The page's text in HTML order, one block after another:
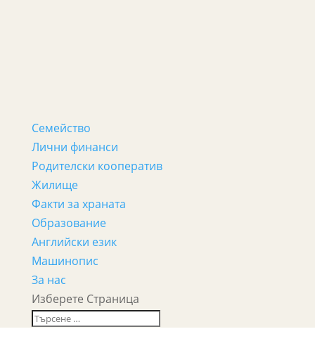
Семейство
Лични финанси
Родителски кооператив
Жилище
Факти за храната
Образование
Английски език
Машинопис
За нас
Изберете Страница